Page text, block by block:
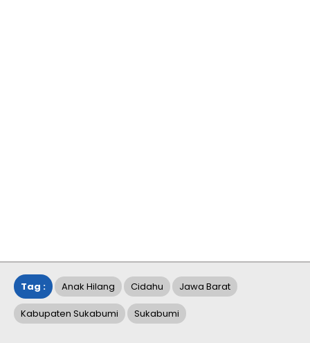
Tag : Anak Hilang Cidahu Jawa Barat
Kabupaten Sukabumi Sukabumi